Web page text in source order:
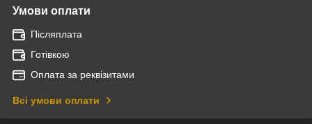
Умови оплати
Післяплата
Готівкою
Оплата за реквізитами
Всі умови оплати